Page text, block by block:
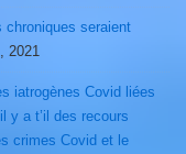
chroniques seraient
2021
iatrogènes Covid liées
y a t’il des recours
crimes Covid et le